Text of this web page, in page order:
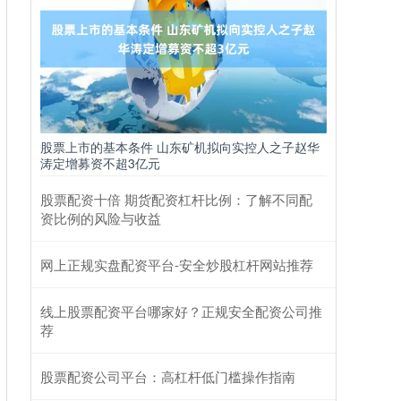
股票上市的基本条件 山东矿机拟向实控人之子赵华
涛定增募资不超3亿元
股票配资十倍 期货配资杠杆比例：了解不同配
资比例的风险与收益
网上正规实盘配资平台-安全炒股杠杆网站推荐
线上股票配资平台哪家好？正规安全配资公司推
荐
股票配资公司平台：高杠杆低门槛操作指南